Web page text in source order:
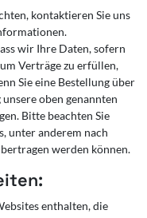
kontaktieren Sie uns
wir Ihre Daten, sofern
Verträge zu erfüllen,
Sie eine Bestellung über
oben genannten
Bitte beachten Sie
unter anderem nach
werden können.
enthalten, die